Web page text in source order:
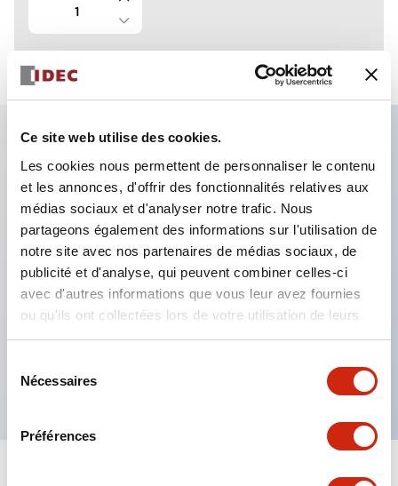
Ce site web utilise des cookies.
Les cookies nous permettent de personnaliser le contenu
et les annonces, d'offrir des fonctionnalités relatives aux
médias sociaux et d'analyser notre trafic. Nous
partageons également des informations sur l'utilisation de
notre site avec nos partenaires de médias sociaux, de
publicité et d'analyse, qui peuvent combiner celles-ci
avec d'autres informations que vous leur avez fournies
ou qu'ils ont collectées lors de votre utilisation de leurs
services.
Nécessaires
Préférences
Caractéristiques clés
DPDT ou SPDT + SPDT instantané
Base octale 8 broches
8 plages de temps
Erreur de répétition ±0,2 % maximum
Grand bouton clair pour un réglage facile
fonctionnement par des indicateurs LED